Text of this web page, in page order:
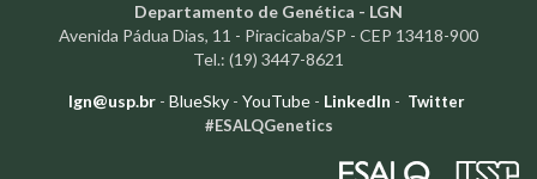
Departamento de Genética - LGN
Avenida Pádua Dias, 11 - Piracicaba/SP - CEP 13418-900
Tel.: (19) 3447-8621
lgn@usp.br - BlueSky - YouTube - LinkedIn - Twitter
#ESALQGenetics